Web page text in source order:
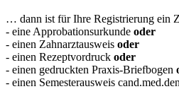
… dann ist für Ihre Registrierung ein
- eine Approbationsurkunde oder
- einen Zahnarztausweis oder
- einen Rezeptvordruck oder
- einen gedruckten Praxis-Briefbogen
- einen Semesterausweis